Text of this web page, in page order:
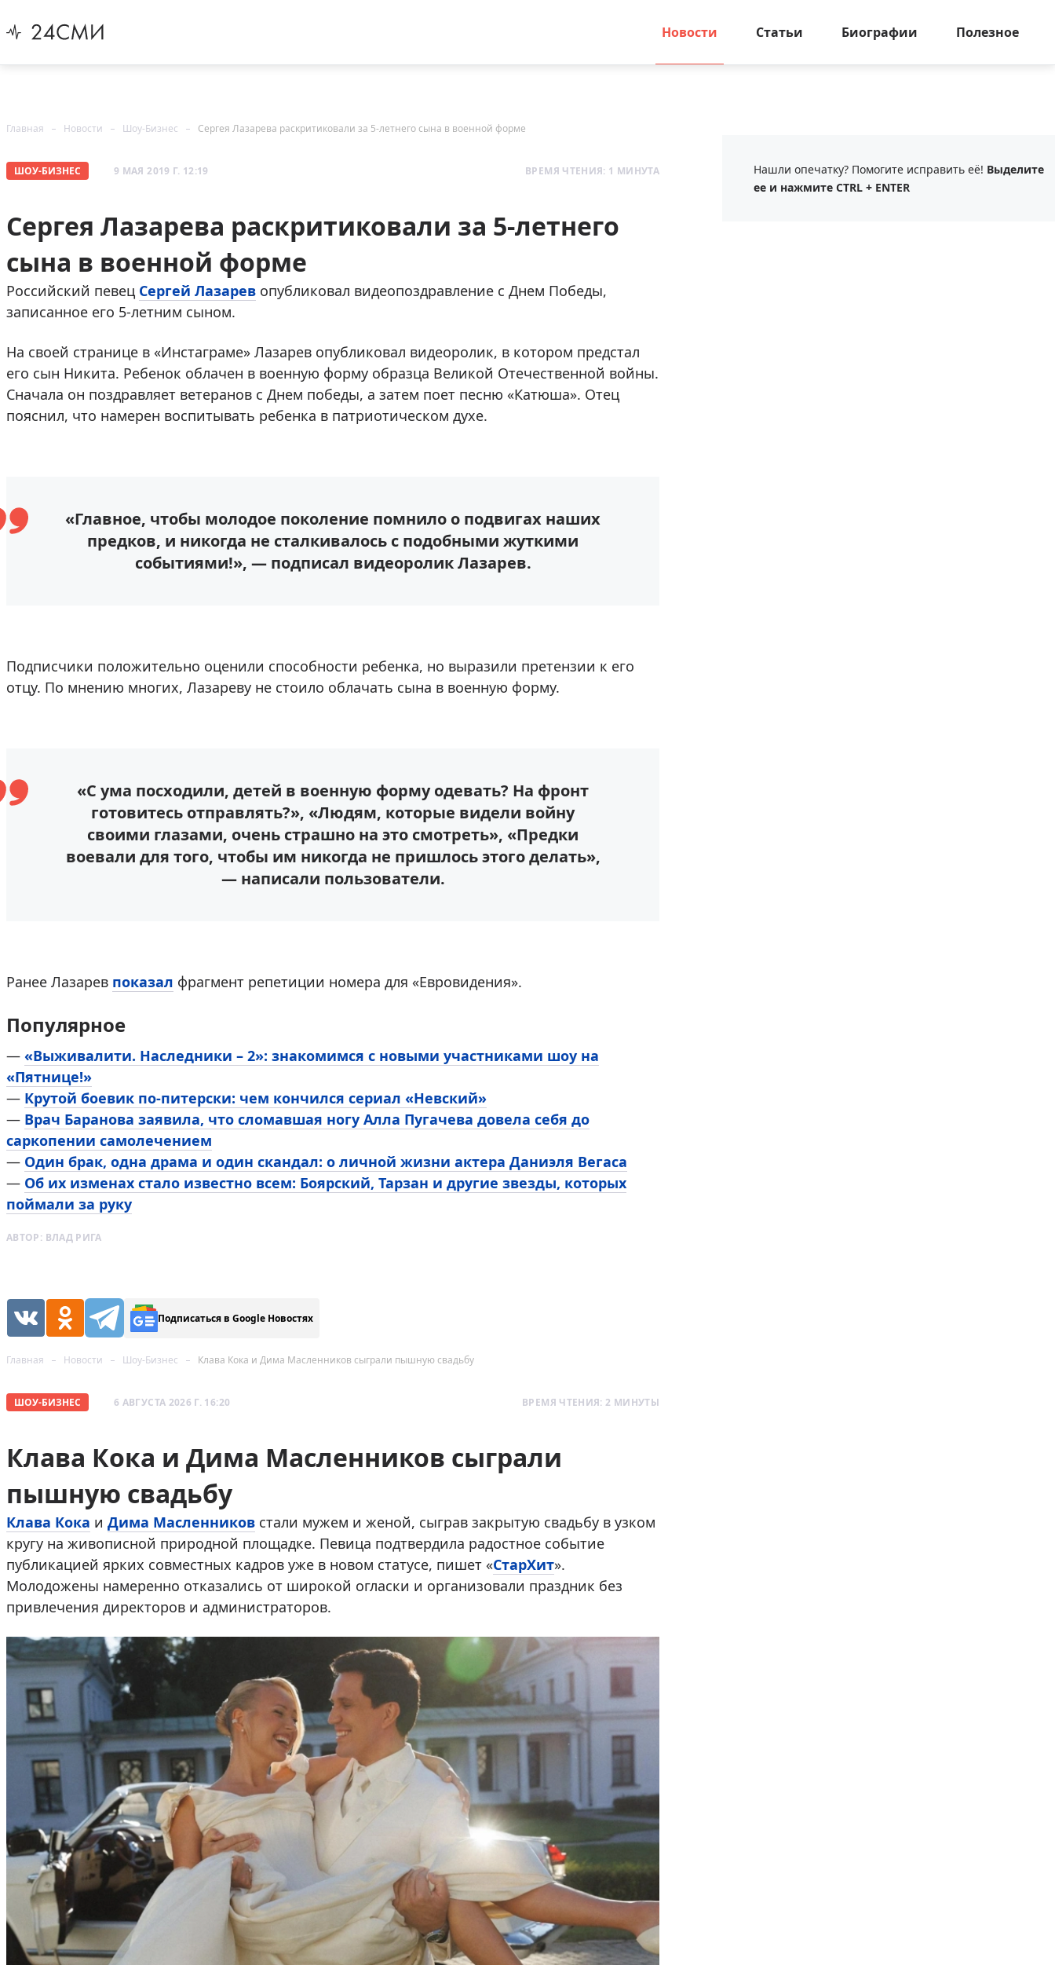
Новости Статьи Биографии Полезное
Главная Новости Шоу-Бизнес Сергея Лазарева раскритиковали за 5-летнего сына в военной форме
ШОУ-БИЗНЕС 9 МАЯ 2019 Г. 12:19 ВРЕМЯ ЧТЕНИЯ: 1 МИНУТА
Сергея Лазарева раскритиковали за 5-летнего
сына в военной форме
Российский певец Сергей Лазарев опубликовал видеопоздравление с Днем Победы,
записанное его 5-летним сыном.
На своей странице в «Инстаграме» Лазарев опубликовал видеоролик, в котором предстал
его сын Никита. Ребенок облачен в военную форму образца Великой Отечественной войны.
Сначала он поздравляет ветеранов с Днем победы, а затем поет песню «Катюша». Отец
пояснил, что намерен воспитывать ребенка в патриотическом духе.
«Главное, чтобы молодое поколение помнило о подвигах наших
предков, и никогда не сталкивалось с подобными жуткими
событиями!», — подписал видеоролик Лазарев.
Подписчики положительно оценили способности ребенка, но выразили претензии к его
отцу. По мнению многих, Лазареву не стоило облачать сына в военную форму.
«С ума посходили, детей в военную форму одевать? На фронт
готовитесь отправлять?», «Людям, которые видели войну
своими глазами, очень страшно на это смотреть», «Предки
воевали для того, чтобы им никогда не пришлось этого делать»,
— написали пользователи.
Ранее Лазарев показал фрагмент репетиции номера для «Евровидения».
Популярное
— «Выживалити. Наследники – 2»: знакомимся с новыми участниками шоу на
«Пятнице!»
— Крутой боевик по-питерски: чем кончился сериал «Невский»
— Врач Баранова заявила, что сломавшая ногу Алла Пугачева довела себя до
саркопении самолечением
— Один брак, одна драма и один скандал: о личной жизни актера Даниэля Вегаса
— Об их изменах стало известно всем: Боярский, Тарзан и другие звезды, которых
поймали за руку
АВТОР: ВЛАД РИГА
Подписаться в Google Новостях
Главная Новости Шоу-Бизнес Клава Кока и Дима Масленников сыграли пышную свадьбу
ШОУ-БИЗНЕС 6 АВГУСТА 2026 Г. 16:20 ВРЕМЯ ЧТЕНИЯ: 2 МИНУТЫ
Клава Кока и Дима Масленников сыграли
пышную свадьбу
Клава Кока и Дима Масленников стали мужем и женой, сыграв закрытую свадьбу в узком
кругу на живописной природной площадке. Певица подтвердила радостное событие
публикацией ярких совместных кадров уже в новом статусе, пишет «СтарХит».
Молодожены намеренно отказались от широкой огласки и организовали праздник без
привлечения директоров и администраторов.
Нашли опечатку? Помогите исправить её! Выделите
ее и нажмите CTRL + ENTER